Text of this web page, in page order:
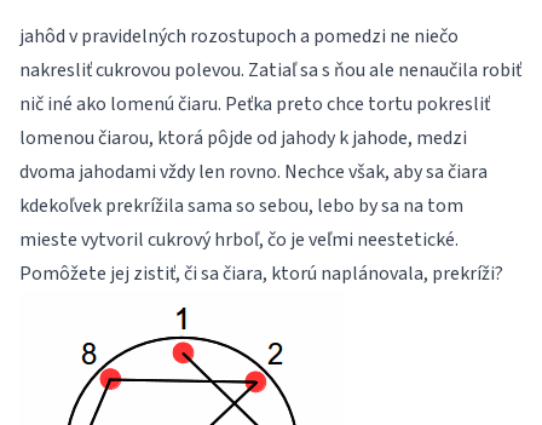
jahôd v pravidelných rozostupoch a pomedzi ne niečo
nakresliť cukrovou polevou. Zatiaľ sa s ňou ale nenaučila robiť
nič iné ako lomenú čiaru. Peťka preto chce tortu pokresliť
lomenou čiarou, ktorá pôjde od jahody k jahode, medzi
dvoma jahodami vždy len rovno. Nechce však, aby sa čiara
kdekoľvek prekrížila sama so sebou, lebo by sa na tom
mieste vytvoril cukrový hrboľ, čo je veľmi neestetické.
Pomôžete jej zistiť, či sa čiara, ktorú naplánovala, prekríži?